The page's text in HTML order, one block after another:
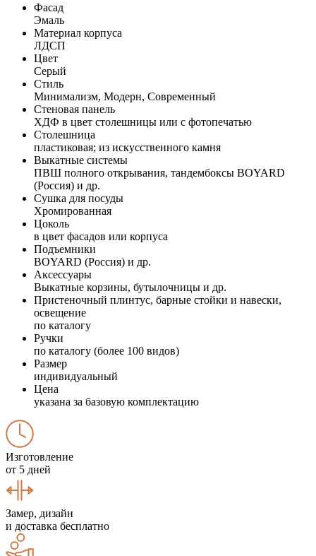
Фасад
Эмаль
Материал корпуса
ЛДСП
Цвет
Серый
Стиль
Минимализм, Модерн, Современный
Стеновая панель
ХДФ в цвет столешницы или с фотопечатью
Столешница
пластиковая; из искусственного камня
Выкатные системы
ПВШ полного открывания, тандембоксы BOYARD
(Россия) и др.
Сушка для посуды
Хромированная
Цоколь
в цвет фасадов или корпуса
Подъемники
BOYARD (Россия) и др.
Аксессуары
Выкатные корзины, бутылочницы и др.
Пристеночный плинтус, барные стойки и навески,
освещение
по каталогу
Ручки
по каталогу (более 100 видов)
Размер
индивидуальный
Цена
указана за базовую комплектацию
Изготовление
от 5 дней
Замер, дизайн
и доставка бесплатно